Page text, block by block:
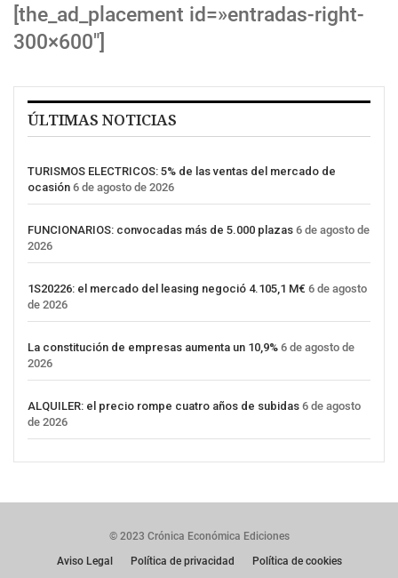
[the_ad_placement id=»entradas-right-
300×600″]
ÚLTIMAS NOTICIAS
TURISMOS ELECTRICOS: 5% de las ventas del mercado de
ocasión 6 de agosto de 2026
FUNCIONARIOS: convocadas más de 5.000 plazas 6 de agosto de
2026
1S20226: el mercado del leasing negoció 4.105,1 M€ 6 de agosto
de 2026
La constitución de empresas aumenta un 10,9% 6 de agosto de
2026
ALQUILER: el precio rompe cuatro años de subidas 6 de agosto
de 2026
© 2023 Crónica Económica Ediciones
Aviso Legal
Política de privacidad Política de cookies